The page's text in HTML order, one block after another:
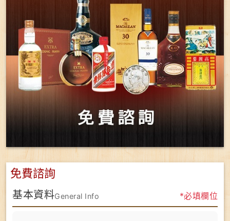
免費諮詢
基本資料General Info *必填欄位